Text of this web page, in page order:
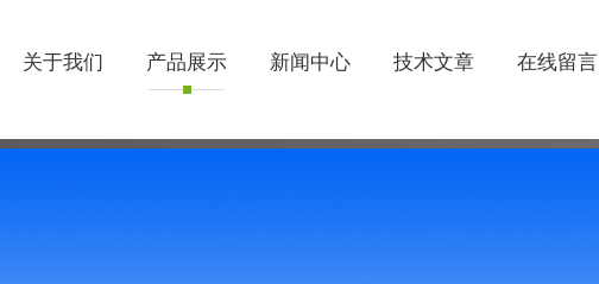
关于我们 产品展示 新闻中心 技术文章 在线留言